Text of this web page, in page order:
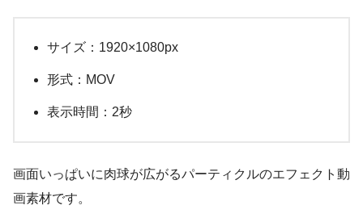
サイズ：1920×1080px
形式：MOV
表示時間：2秒
画面いっぱいに肉球が広がるパーティクルのエフェクト動
画素材です。